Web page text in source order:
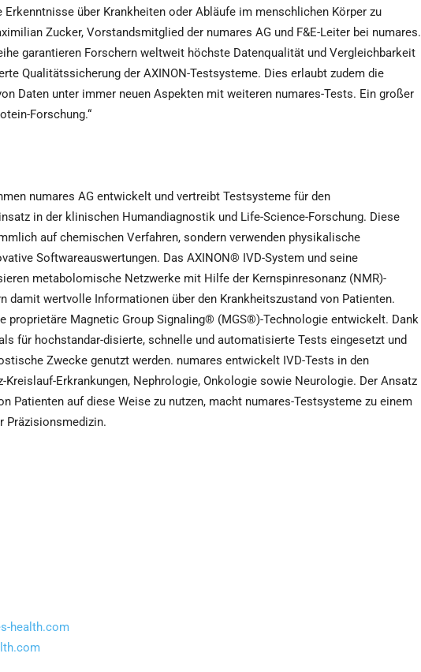
Erkenntnisse über Krankheiten oder Abläufe im menschlichen Körper zu
Zucker, Vorstandsmitglied der numares AG und F&E-Leiter bei numares.
garantieren Forschern weltweit höchste Datenqualität und Vergleichbarkeit
Qualitätssicherung der AXINON-Testsysteme. Dies erlaubt zudem die
Daten unter immer neuen Aspekten mit weiteren numares-Tests. Ein großer
Forschung.“
numares AG entwickelt und vertreibt Testsysteme für den
in der klinischen Humandiagnostik und Life-Science-Forschung. Diese
auf chemischen Verfahren, sondern verwenden physikalische
Softwareauswertungen. Das AXINON® IVD-System und seine
metabolomische Netzwerke mit Hilfe der Kernspinresonanz (NMR)-
damit wertvolle Informationen über den Krankheitszustand von Patienten.
proprietäre Magnetic Group Signaling® (MGS®)-Technologie entwickelt. Dank
für hochstandar-disierte, schnelle und automatisierte Tests eingesetzt und
Zwecke genutzt werden. numares entwickelt IVD-Tests in den
Kreislauf-Erkrankungen, Nephrologie, Onkologie sowie Neurologie. Der Ansatz
Patienten auf diese Weise zu nutzen, macht numares-Testsysteme zu einem
Präzisionsmedizin.
health.com